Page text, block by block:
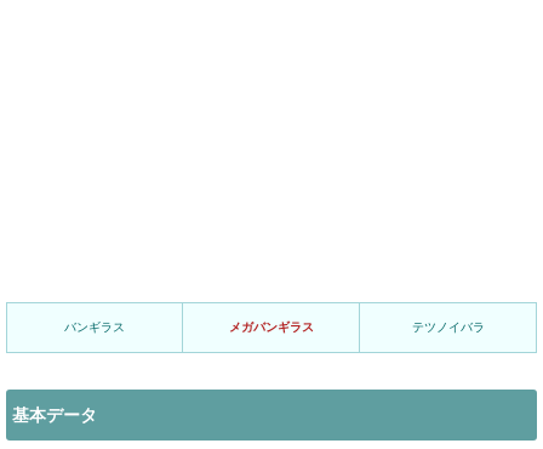
バンギラス メガバンギラス テツノイバラ
基本データ